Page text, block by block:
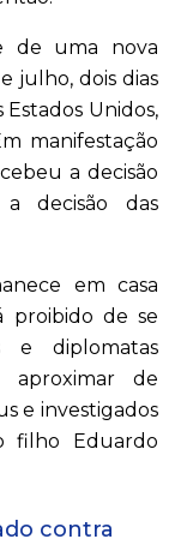
de uma nova
julho, dois dias
Unidos,
manifestação
a decisão
decisão das
em casa
proibido de se
e diplomatas
aproximar de
e investigados
filho Eduardo
contra